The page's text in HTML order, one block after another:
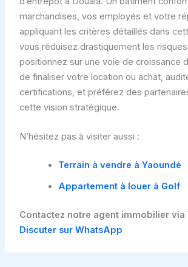
marchandises, vos employés et votre
appliquant les critères détaillés dans
vous réduisez drastiquement les
positionnez sur une voie de croissance
de finaliser votre location ou achat,
certifications, et préférez des
cette vision stratégique.
N’hésitez pas à visiter aussi :
Terrain à vendre à Yaoundé
Appartement à louer à Golf
Contactez notre agent immobilier via
Discuter sur WhatsApp